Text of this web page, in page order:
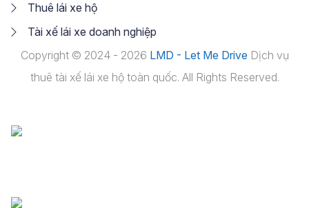
Thuê lái xe hộ
Tài xế lái xe doanh nghiệp
Copyright © 2024 - 2026 LMD - Let Me Drive Dịch vụ
thuê tài xế lái xe hộ toàn quốc. All Rights Reserved.